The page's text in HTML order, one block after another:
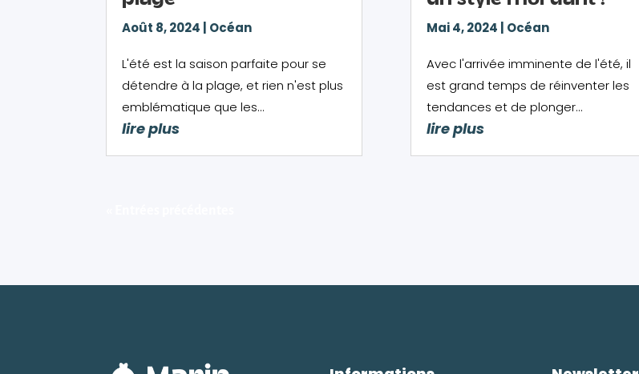
Août 8, 2024 Océan
L'été est la saison parfaite pour se
détendre à la plage, et rien n'est plus
emblématique que les...
lire plus
Mai 4, 2024 Océan
Avec l'arrivée imminente de l'été, il
est grand temps de réinventer les
tendances et de plonger...
lire plus